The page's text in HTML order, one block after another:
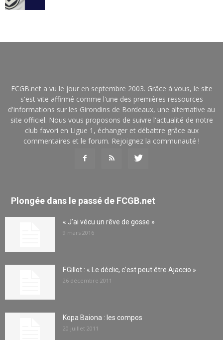
FCGB.net a vu le jour en septembre 2003. Grâce à vous, le site
s'est vite affirmé comme l'une des premières ressources
d'informations sur les Girondins de Bordeaux, une alternative au
site officiel. Nous vous proposons de suivre l'actualité de notre
club favori en Ligue 1, échanger et débattre grâce aux
commentaires et le forum. Rejoignez la communauté !
Plongée dans le passé de FCGB.net
« J’ai vécu un rêve de gosse »
9 mars 2016
F.Gillot : « Le déclic, c’est peut être Ajaccio »
26 décembre 2011
Kopa Baiona : les compos
20 juillet 2011